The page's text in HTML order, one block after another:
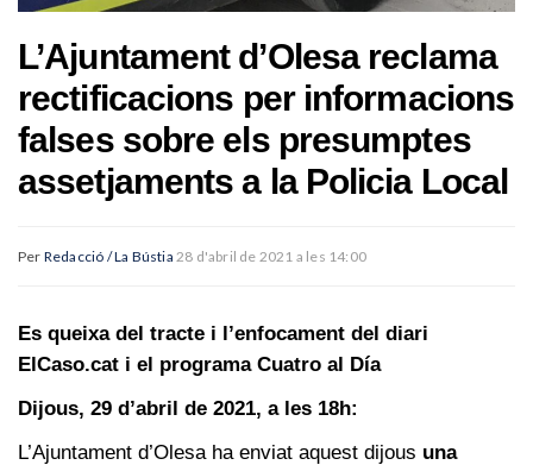
L’Ajuntament d’Olesa reclama
rectificacions per informacions
falses sobre els presumptes
assetjaments a la Policia Local
Per Redacció / La Bústia 28 d'abril de 2021 a les 14:00
Es queixa del tracte i l’enfocament del diari
ElCaso.cat i el programa Cuatro al Día
Dijous, 29 d’abril de 2021, a les 18h:
L’Ajuntament d’Olesa ha enviat aquest dijous una